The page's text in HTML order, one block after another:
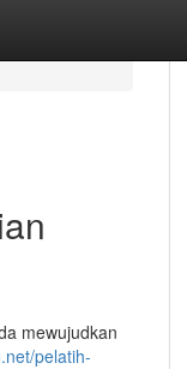
mewujudkan
pelatih-